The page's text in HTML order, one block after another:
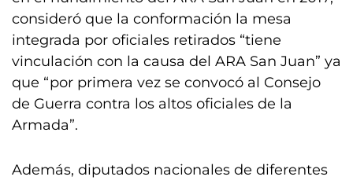
consideró que la conformación la mesa
integrada por oficiales retirados “tiene
vinculación con la causa del ARA San Juan” ya
que “por primera vez se convocó al Consejo
de Guerra contra los altos oficiales de la
Armada”.
Además, diputados nacionales de diferentes